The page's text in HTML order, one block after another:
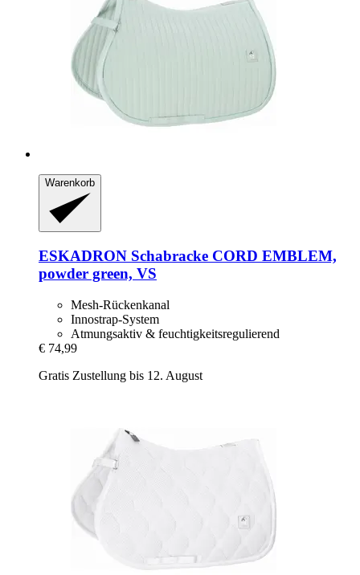
Warenkorb
ESKADRON Schabracke CORD EMBLEM,
powder green, VS
Mesh-Rückenkanal
Innostrap-System
Atmungsaktiv & feuchtigkeitsregulierend
€ 74,99
Gratis Zustellung bis 12. August